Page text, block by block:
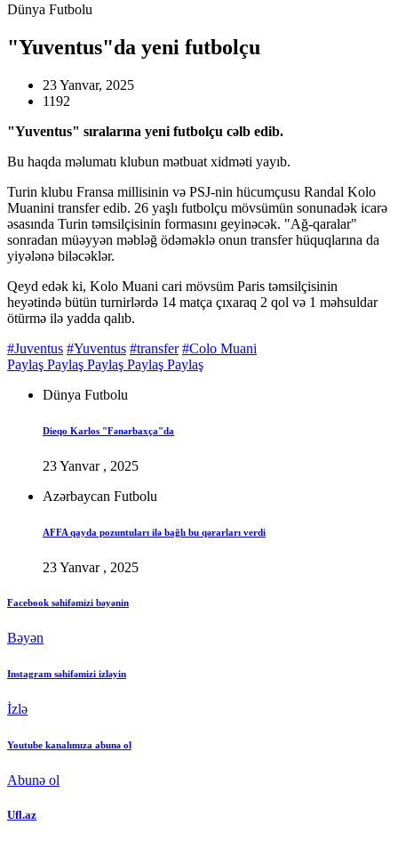
Dünya Futbolu
"Yuventus"da yeni futbolçu
23 Yanvar, 2025
1192
"Yuventus" sıralarına yeni futbolçu cəlb edib.
Bu haqda məlumatı klubun mətbuat xidməti yayıb.
Turin klubu Fransa millisinin və PSJ-nin hücumçusu Randal Kolo
Muanini transfer edib. 26 yaşlı futbolçu mövsümün sonunadək icarə
əsasında Turin təmsilçisinin formasını geyinəcək. "Ağ-qaralar"
sonradan müəyyən məbləğ ödəməklə onun transfer hüquqlarına da
yiyələnə biləcəklər.
Qeyd edək ki, Kolo Muani cari mövsüm Paris təmsilçisinin
heyətində bütün turnirlərdə 14 matça çıxaraq 2 qol və 1 məhsuldar
ötürmə ilə yadda qalıb.
#Juventus #Yuventus #transfer #Colo Muani
Paylaş Paylaş Paylaş Paylaş Paylaş
Dünya Futbolu
Dieqo Karlos "Fənərbaxça"da
23 Yanvar , 2025
Azərbaycan Futbolu
AFFA qayda pozuntuları ilə bağlı bu qərarları verdi
23 Yanvar , 2025
Facebook səhifəmizi bəyənin
Bəyən
Instagram səhifəmizi izləyin
İzlə
Youtube kanalımıza abunə ol
Abunə ol
Ufl.az